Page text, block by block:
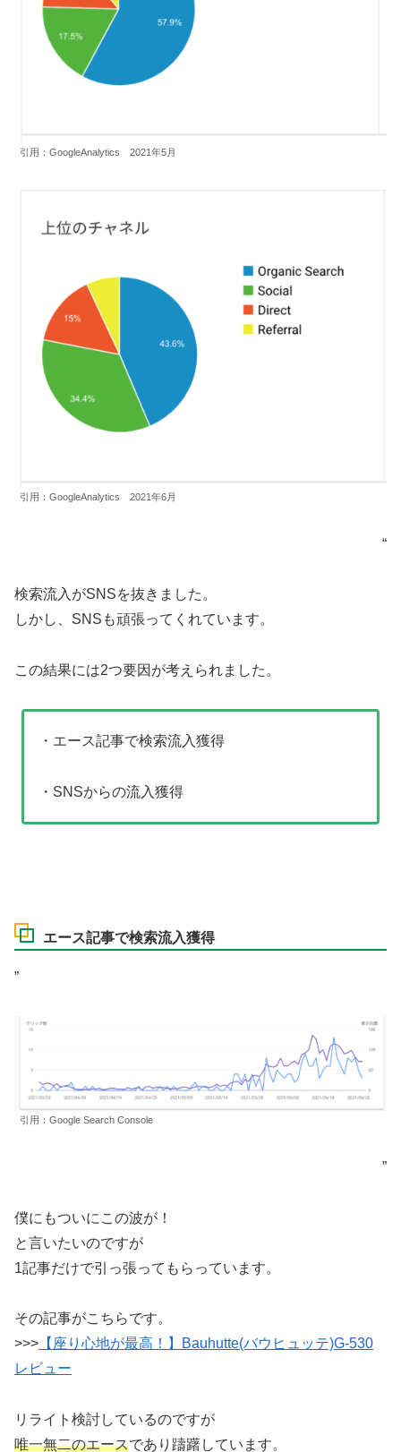
引用：GoogleAnalytics 2021年5月
引用：GoogleAnalytics 2021年6月
“
検索流入がSNSを抜きました。
しかし、SNSも頑張ってくれています。
この結果には2つ要因が考えられました。
・エース記事で検索流入獲得
・SNSからの流入獲得
エース記事で検索流入獲得
”
引用：Google Search Console
”
僕にもついにこの波が！
と言いたいのですが
1記事だけで引っ張ってもらっています。
その記事がこちらです。
>>> 【座り心地が最高！】Bauhutte(バウヒュッテ)G-530
レビュー
リライト検討しているのですが
唯一無二のエースであり躊躇しています。